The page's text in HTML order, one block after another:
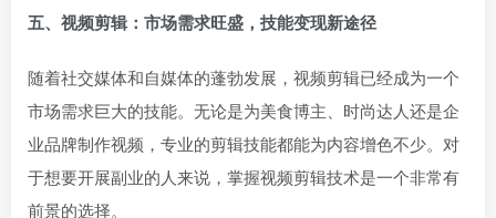
五、视频剪辑：市场需求旺盛，技能变现新途径
随着社交媒体和自媒体的蓬勃发展，视频剪辑已经成为一个
市场需求巨大的技能。无论是为美食博主、时尚达人还是企
业品牌制作视频，专业的剪辑技能都能为内容增色不少。对
于想要开展副业的人来说，掌握视频剪辑技术是一个非常有
前景的选择。